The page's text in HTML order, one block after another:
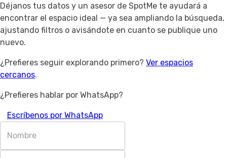
Déjanos tus datos y un asesor de SpotMe te ayudará a
encontrar el espacio ideal — ya sea ampliando la búsqueda,
ajustando filtros o avisándote en cuanto se publique uno
nuevo.
¿Prefieres seguir explorando primero? Ver espacios
cercanos.
¿Prefieres hablar por WhatsApp?
Escríbenos por WhatsApp